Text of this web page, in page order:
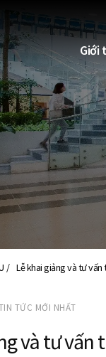
Giới
Lễ khai giảng và tư
TỨC MỚI NHẤT
và tư